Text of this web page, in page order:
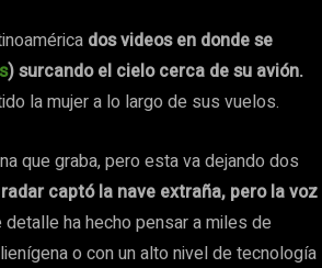
dos videos en donde se
) surcando el cielo cerca de su avión.
la mujer a lo largo de sus vuelos.
que graba, pero esta va dejando dos
captó la nave extraña, pero la voz
detalle ha hecho pensar a miles de
o con un alto nivel de tecnología